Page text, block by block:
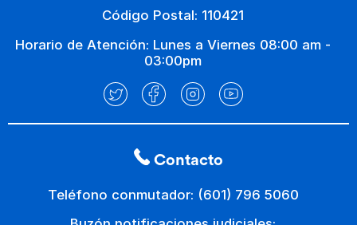
Código Postal: 110421
Horario de Atención: Lunes a Viernes 08:00 am -
03:00pm
Contacto
Teléfono conmutador: (601) 796 5060